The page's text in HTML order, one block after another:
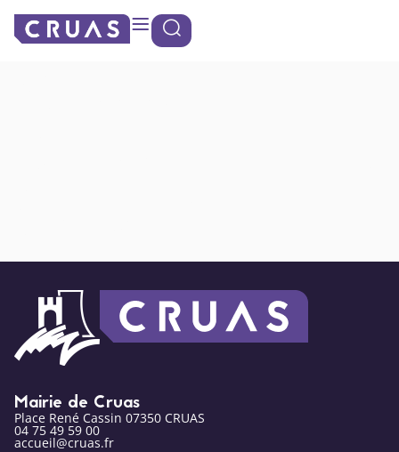
Panneau de gestion des cookies
principal
Mairie de Cruas
Place René Cassin 07350 CRUAS
04 75 49 59 00
accueil@cruas.fr